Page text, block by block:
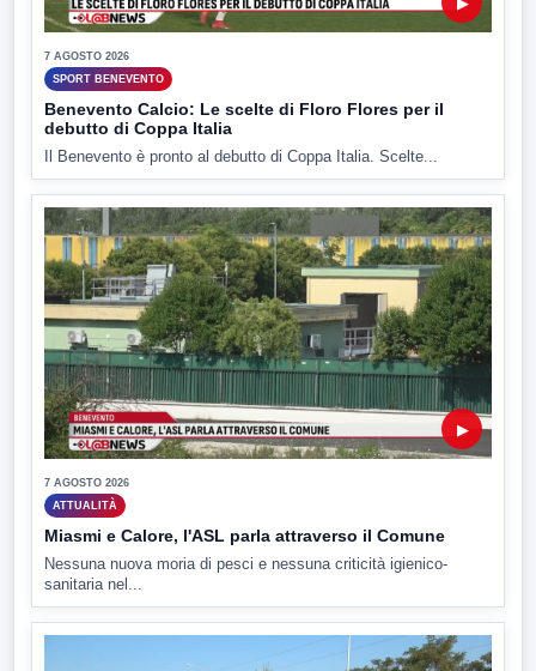
7 AGOSTO 2026
SPORT BENEVENTO
Benevento Calcio: Le scelte di Floro Flores per il
debutto di Coppa Italia
Il Benevento è pronto al debutto di Coppa Italia. Scelte...
▶
7 AGOSTO 2026
ATTUALITÀ
Miasmi e Calore, l'ASL parla attraverso il Comune
Nessuna nuova moria di pesci e nessuna criticità igienico-
sanitaria nel...